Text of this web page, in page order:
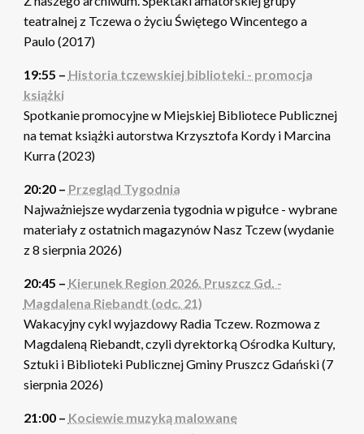
teatralnej z Tczewa o życiu Świętego Wincentego a
Paulo (2017)
19:55 – Historia tczewskiej biblioteki - promocja
książki
Spotkanie promocyjne w Miejskiej Bibliotece Publicznej
na temat książki autorstwa Krzysztofa Kordy i Marcina
Kurra (2023)
20:20 – Przegląd Tygodnia
Najważniejsze wydarzenia tygodnia w pigułce - wybrane
materiały z ostatnich magazynów Nasz Tczew (wydanie
z 8 sierpnia 2026)
20:45 – Kierunek Region 2026. Pruszcz Gd. -
Magdalena Riebandt (odc. 21)
Wakacyjny cykl wyjazdowy Radia Tczew. Rozmowa z
Magdaleną Riebandt, czyli dyrektorką Ośrodka Kultury,
Sztuki i Biblioteki Publicznej Gminy Pruszcz Gdański (7
sierpnia 2026)
21:00 – Kociewie muzyką malowane